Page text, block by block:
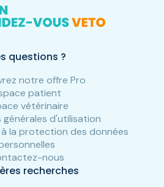
questions ?
notre offre Pro
patient
vétérinaire
générales d'utilisation
la protection des données
nous
recherches